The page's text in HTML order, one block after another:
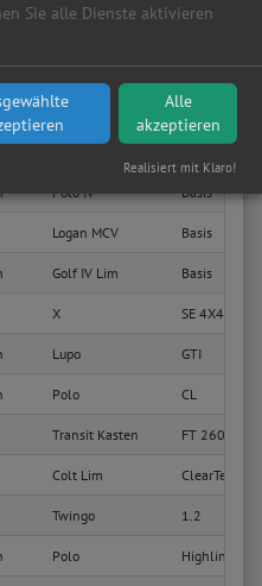
Lupo College
Werkstatt? Anfrage jetzt stellen
Polo IV Basis
Logan MCV Basis
Golf IV Lim Basis
X SE 4X4
Lupo GTI
Polo CL
Transit Kasten FT 260 K
Colt Lim ClearTec
Twingo 1.2
Polo Highline
Sie alle Dienste aktivieren
Alle
akzeptieren
Realisiert mit Klaro!